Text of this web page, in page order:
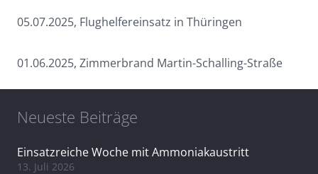
05.07.2025, Flughelfereinsatz in Thüringen
01.06.2025, Zimmerbrand Martin-Schalling-Straße
Neueste Beiträge
Einsatzreiche Woche mit Ammoniakaustritt
13. Juli 2026